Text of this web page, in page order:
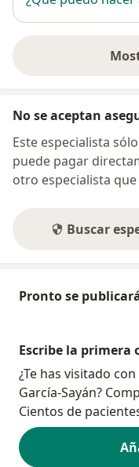
No se aceptan
Este especialista
puede pagar
otro especialista
Buscar
Pronto se
Escribe la primera
¿Te has visitado
García-Sayán?
Cientos de